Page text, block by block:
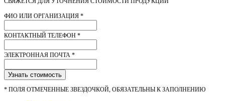
ФИО ИЛИ ОРГАНИЗАЦИЯ *
КОНТАКТНЫЙ ТЕЛЕФОН *
ЭЛЕКТРОННАЯ ПОЧТА *
Узнать стоимость
* ПОЛЯ ОТМЕЧЕННЫЕ ЗВЕЗДОЧКОЙ, ОБЯЗАТЕЛЬНЫ К ЗАПОЛНЕНИЮ